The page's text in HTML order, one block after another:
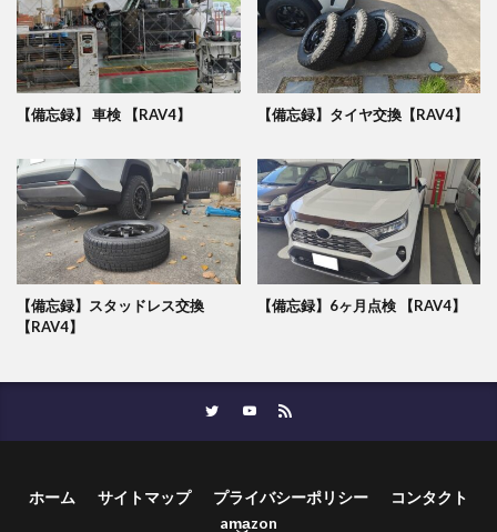
【備忘録】 車検 【RAV4】 【備忘録】タイヤ交換【RAV4】
【備忘録】スタッドレス交換
【RAV4】
【備忘録】6ヶ月点検 【RAV4】
ホーム サイトマップ プライバシーポリシー
コンタクト
am͜a͉zon